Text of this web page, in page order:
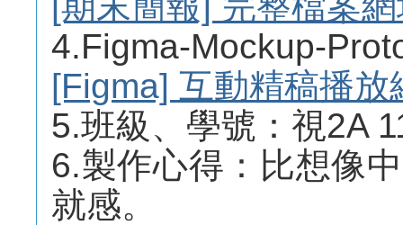
4.Figma-Mockup-
[Figma] 互動精稿播放
5.班級、學號：視2A
6.製作心得：比想像
就感。